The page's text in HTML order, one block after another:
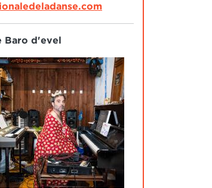
Baro d'evel